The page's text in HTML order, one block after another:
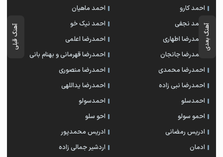
آهنگ بعدی آهنگ قبلی
احمد کارو
احمد ماهیان
احمد نجفی
احمد نیک خو
احمدرضا اطهاری
احمدرضا اعلمی
احمدرضا جانجان
احمدرضا قهرمانی و بهنام بانی
احمدرضا محمدی
احمدرضا منصوری
احمدرضا نبی زاده
احمدرضا یداللهی
احمدسلو
احمدسولو
احمو سولو
احو سلو
ادریس رمضانی
ادریس محمدپور
ادمان
اردشیر جمالی زاده